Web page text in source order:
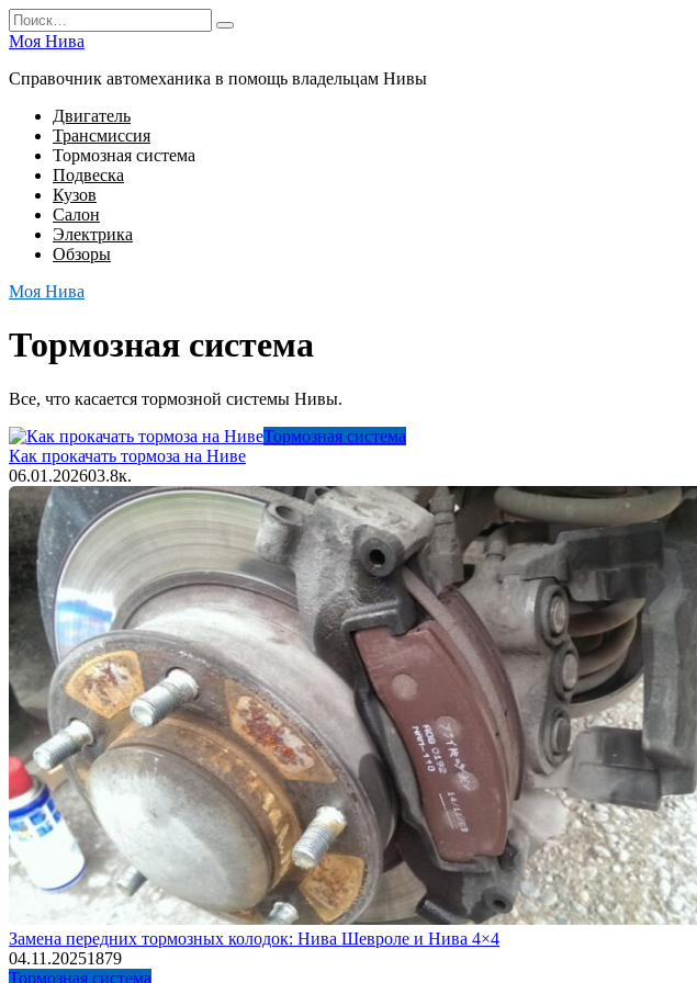
Перейти
к
Search
for:
Моя Нива
Справочник автомеханика в помощь владельцам Нивы
Двигатель
Трансмиссия
Тормозная система
Подвеска
Кузов
Салон
Электрика
Обзоры
Моя Нива
Тормозная система
Все, что касается тормозной системы Нивы.
Тормозная система
Как прокачать тормоза на Ниве
06.01.202603.8к.
Замена передних тормозных колодок: Нива Шевроле и Нива 4×4
04.11.20251879
Тормозная система